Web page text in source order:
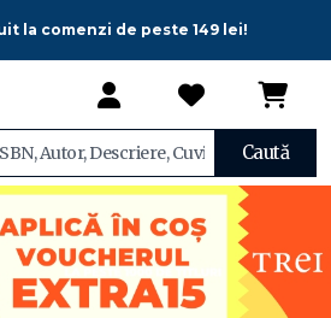
la comenzi de peste 149 lei!
Caută